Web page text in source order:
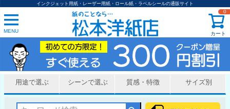
インクジェット用紙・レーザー用紙・ロール紙・ラベルシールの通販サイト
MENU カート
0
用途で選ぶ シーンで選ぶ 質感・特徴 サイズ別